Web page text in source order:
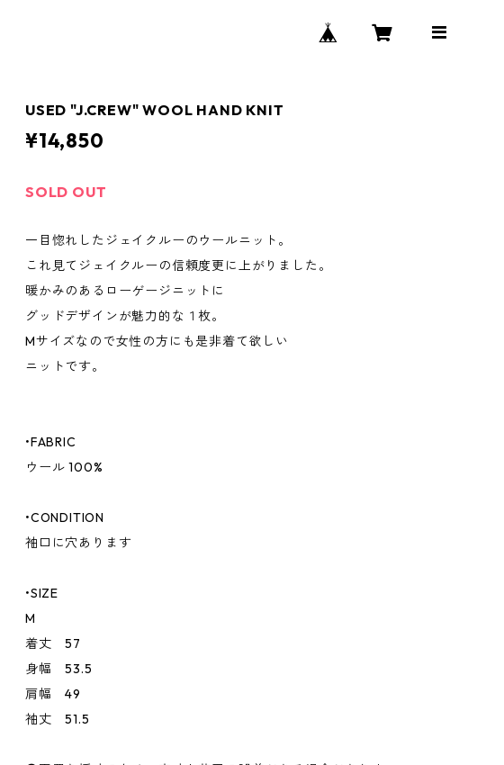
USED "J.CREW" WOOL HAND KNIT
¥14,850
SOLD OUT
一目惚れしたジェイクルーのウールニット。
これ見てジェイクルーの信頼度更に上がりました。
暖かみのあるローゲージニットに
グッドデザインが魅力的な１枚。
Mサイズなので女性の方にも是非着て欲しい
ニットです。
•FABRIC
ウール 100%
•CONDITION
袖口に穴あります
•SIZE
M
着丈 57
身幅 53.5
肩幅 49
袖丈 51.5